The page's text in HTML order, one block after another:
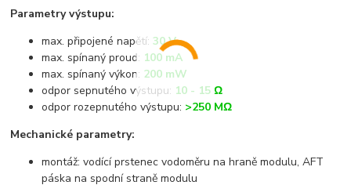
Parametry výstupu:
max. připojené napětí:30 V
max. spínaný proud: 100 mA
max. spínaný výkon: 200 mW
odpor sepnutého výstupu: 10 - 15 Ω
odpor rozepnutého výstupu: >250 MΩ
Mechanické parametry:
montáž: vodící prstenec vodoměru na hraně modulu, AFT
páska na spodní straně modulu